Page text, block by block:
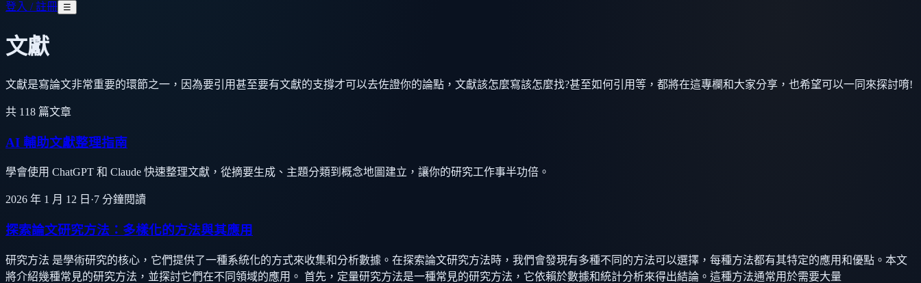
登入 / 註冊 ☰
文獻
文獻是寫論文非常重要的環節之一，因為要引用甚至要有文獻的支撐才可以去佐證你的論點，文獻該怎麼寫該怎麼找?甚至如何引用等，都將在這專欄和大家分享，也希望可以一同來探討唷!
共 118 篇文章
AI 輔助文獻整理指南
學會使用 ChatGPT 和 Claude 快速整理文獻，從摘要生成、主題分類到概念地圖建立，讓你的研究工作事半功倍。
2026 年 1 月 12 日 ·7 分鐘閱讀
探索論文研究方法：多樣化的方法與其應用
研究方法 是學術研究的核心，它們提供了一種系統化的方式來收集和分析數據。在探索論文研究方法時，我們會發現有多種不同的方法可以選擇，每種方法都有其特定的應用和優點。本文
將介紹幾種常見的研究方法，並探討它們在不同領域的應用。 首先，定量研究方法是一種常見的研究方法，它依賴於數據和統計分析來得出結論。這種方法通常用於需要大量